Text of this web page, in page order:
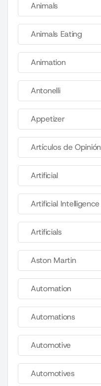
Animals
Animals Eating
Animation
Antonelli
Appetizer
Artículos de Opinión
Artificial
Artificial Intelligence
Artificials
Aston Martin
Automation
Automations
Automotive
Automotives